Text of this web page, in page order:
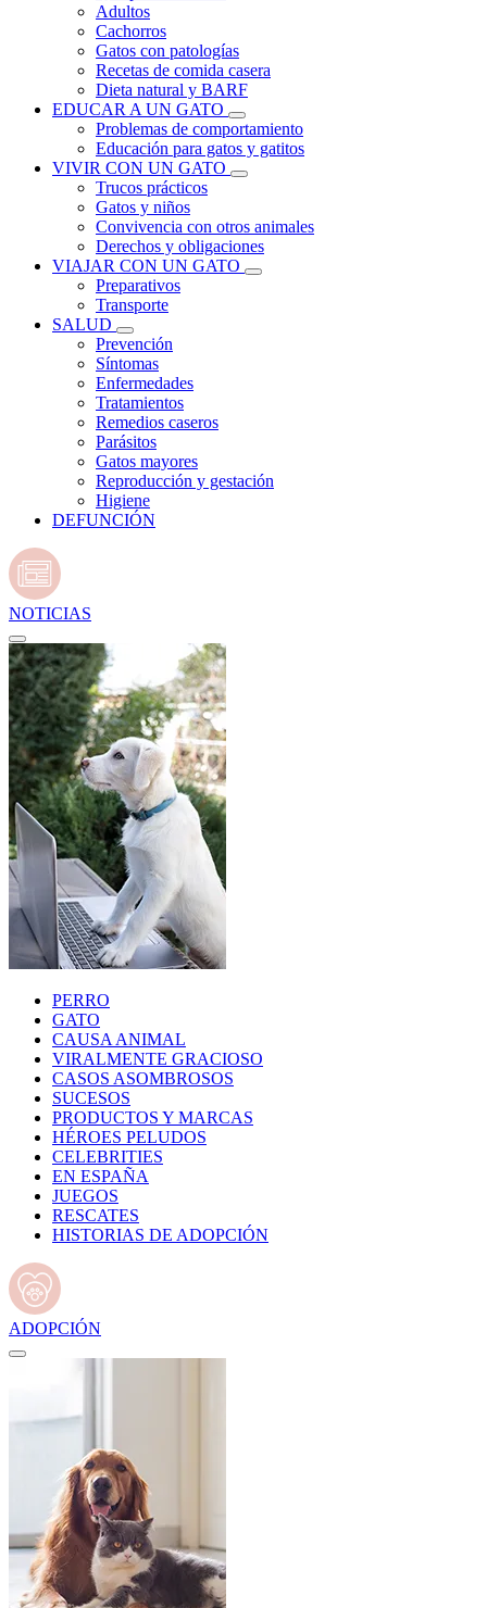
Adultos
Cachorros
Gatos con patologías
Recetas de comida casera
Dieta natural y BARF
EDUCAR A UN GATO
Problemas de comportamiento
Educación para gatos y gatitos
VIVIR CON UN GATO
Trucos prácticos
Gatos y niños
Convivencia con otros animales
Derechos y obligaciones
VIAJAR CON UN GATO
Preparativos
Transporte
SALUD
Prevención
Síntomas
Enfermedades
Tratamientos
Remedios caseros
Parásitos
Gatos mayores
Reproducción y gestación
Higiene
DEFUNCIÓN
NOTICIAS
PERRO
GATO
CAUSA ANIMAL
VIRALMENTE GRACIOSO
CASOS ASOMBROSOS
SUCESOS
PRODUCTOS Y MARCAS
HÉROES PELUDOS
CELEBRITIES
EN ESPAÑA
JUEGOS
RESCATES
HISTORIAS DE ADOPCIÓN
ADOPCIÓN